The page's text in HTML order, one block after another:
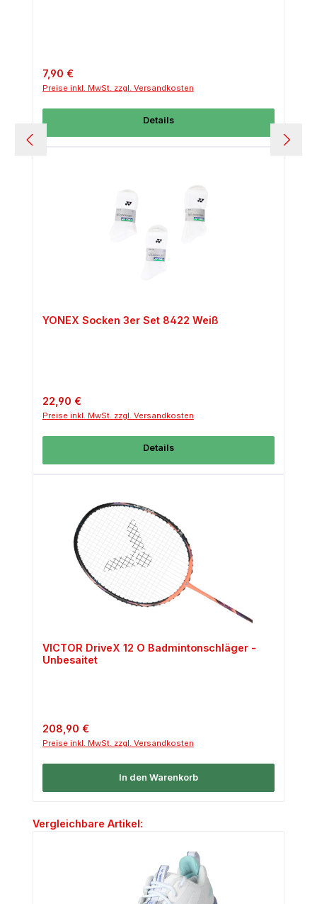
Regulärer Preis:
7,90 €
Preise inkl. MwSt. zzgl. Versandkosten
Details
YONEX Socken 3er Set 8422 Weiß
Regulärer Preis:
22,90 €
Preise inkl. MwSt. zzgl. Versandkosten
Details
VICTOR DriveX 12 O Badmintonschläger -
Unbesaitet
Regulärer Preis:
208,90 €
Preise inkl. MwSt. zzgl. Versandkosten
In den Warenkorb
Produktgalerie überspringen
Vergleichbare Artikel: